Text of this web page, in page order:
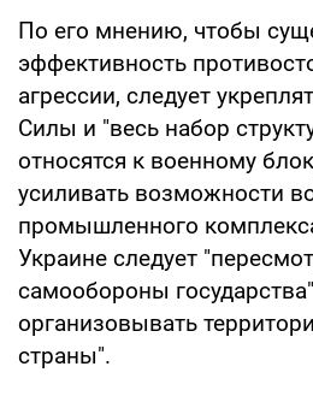
По его мнению, чтобы
эффективность
агрессии, следует
Силы и "весь набор
относятся к военному
усиливать возможности
промышленного
Украине следует
самообороны
организовывать
страны".